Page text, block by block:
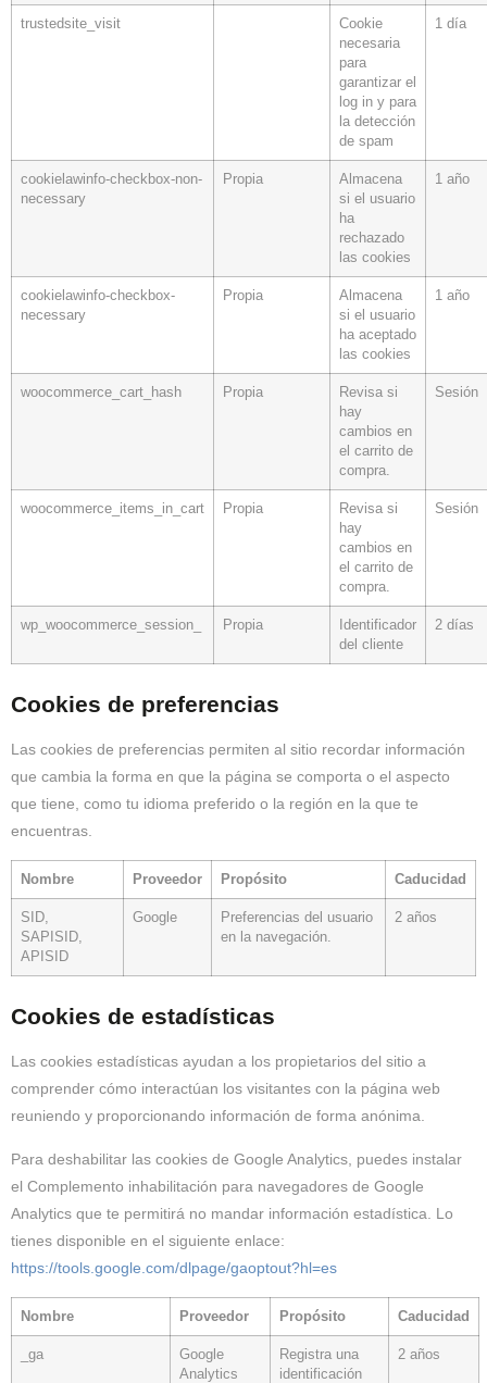
trustedsite_visit
Cookie
necesaria
para
garantizar el
log in y para
la detección
de spam
1 día
cookielawinfo-checkbox-non-
necessary
Propia
Almacena
si el usuario
ha
rechazado
las cookies
1 año
cookielawinfo-checkbox-
necessary
Propia
Almacena
si el usuario
ha aceptado
las cookies
1 año
woocommerce_cart_hash Propia
Revisa si
hay
cambios en
el carrito de
compra.
Sesión
woocommerce_items_in_cart Propia
Revisa si
hay
cambios en
el carrito de
compra.
Sesión
wp_woocommerce_session_ Propia
Identificador
del cliente
2 días
Cookies de preferencias
Las cookies de preferencias permiten al sitio recordar información
que cambia la forma en que la página se comporta o el aspecto
que tiene, como tu idioma preferido o la región en la que te
encuentras.
Nombre Proveedor Propósito Caducidad
SID,
SAPISID,
APISID
Google
Preferencias del usuario
en la navegación.
2 años
Cookies de estadísticas
Las cookies estadísticas ayudan a los propietarios del sitio a
comprender cómo interactúan los visitantes con la página web
reuniendo y proporcionando información de forma anónima.
Para deshabilitar las cookies de Google Analytics, puedes instalar
el Complemento inhabilitación para navegadores de Google
Analytics que te permitirá no mandar información estadística. Lo
tienes disponible en el siguiente enlace:
https://tools.google.com/dlpage/gaoptout?hl=es
Nombre Proveedor Propósito Caducidad
_ga
Google
Analytics
Registra una
identificación
2 años